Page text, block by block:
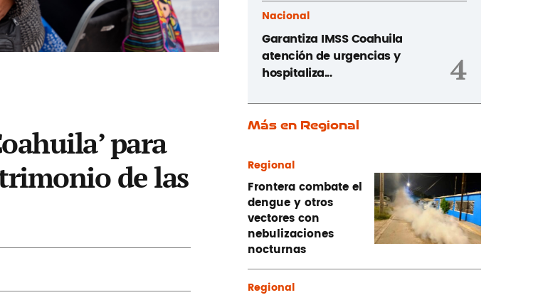
para
de las
Nacional
Garantiza IMSS Coahuila
atención de urgencias y
hospitaliza...
4
Más en Regional
Regional
Frontera combate el
dengue y otros
vectores con
nebulizaciones
nocturnas
Regional